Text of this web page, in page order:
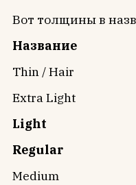
Вот толщины в
Название
Thin / Hair
Extra Light
Light
Regular
Medium